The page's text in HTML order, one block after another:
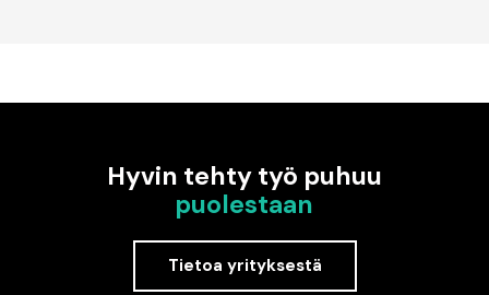
Hyvin tehty työ puhuu
puolestaan
Tietoa yrityksestä